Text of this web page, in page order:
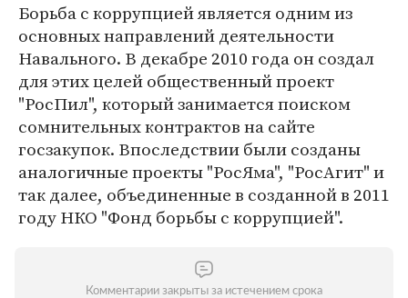
Борьба с коррупцией является одним из
основных направлений деятельности
Навального. В декабре 2010 года он создал
для этих целей общественный проект
"РосПил", который занимается поиском
сомнительных контрактов на сайте
госзакупок. Впоследствии были созданы
аналогичные проекты "РосЯма", "РосАгит" и
так далее, объединенные в созданной в 2011
году НКО "Фонд борьбы с коррупцией".
Комментарии закрыты за истечением срока